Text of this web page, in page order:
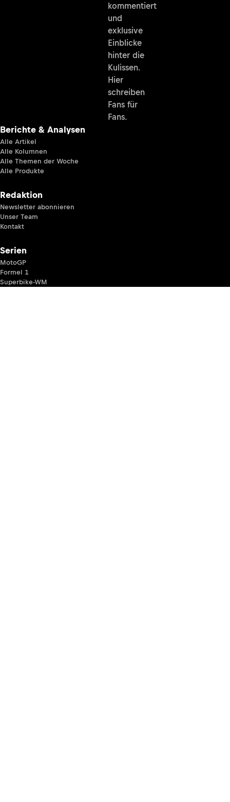
kommentiert
und
exklusive
Einblicke
hinter die
Kulissen.
Hier
schreiben
Fans für
Fans.
Berichte & Analysen
Alle Artikel
Alle Kolumnen
Alle Themen der Woche
Alle Produkte
Redaktion
Newsletter abonnieren
Unser Team
Kontakt
Serien
MotoGP
Formel 1
Superbike-WM